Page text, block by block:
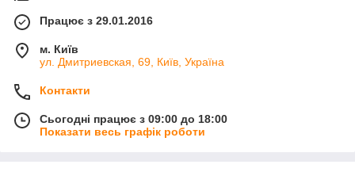
Працює з 29.01.2016
м. Київ
ул. Дмитриевская, 69, Київ, Україна
Контакти
Сьогодні працює з 09:00 до 18:00
Показати весь графік роботи